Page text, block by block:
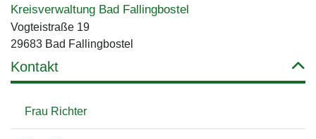
Kreisverwaltung Bad Fallingbostel
Vogteistraße 19
29683 Bad Fallingbostel
Kontakt
Frau Richter